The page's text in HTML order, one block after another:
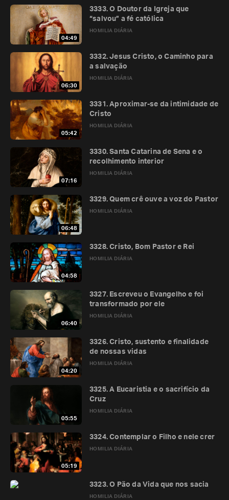
04:49
HOMILIA DIÁRIA
3333. O Doutor da Igreja que
“salvou” a fé católica
06:30
HOMILIA DIÁRIA
3332. Jesus Cristo, o Caminho para
a salvação
05:42
HOMILIA DIÁRIA
3331. Aproximar-se da intimidade de
Cristo
07:16
HOMILIA DIÁRIA
3330. Santa Catarina de Sena e o
recolhimento interior
06:48
HOMILIA DIÁRIA
3329. Quem crê ouve a voz do Pastor
04:58
HOMILIA DIÁRIA
3328. Cristo, Bom Pastor e Rei
06:40
HOMILIA DIÁRIA
3327. Escreveu o Evangelho e foi
transformado por ele
04:20
HOMILIA DIÁRIA
3326. Cristo, sustento e finalidade
de nossas vidas
05:55
HOMILIA DIÁRIA
3325. A Eucaristia e o sacrifício da
Cruz
05:19
HOMILIA DIÁRIA
3324. Contemplar o Filho e nele crer
HOMILIA DIÁRIA
3323. O Pão da Vida que nos sacia